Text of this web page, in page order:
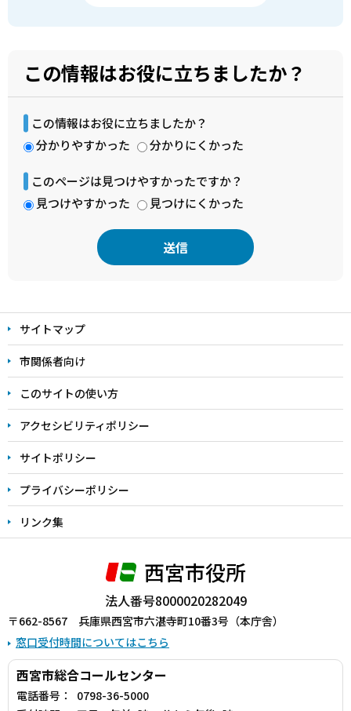
この情報はお役に立ちましたか？
この情報はお役に立ちましたか？
分かりやすかった
分かりにくかった
このページは見つけやすかったですか？
見つけやすかった
見つけにくかった
文
こ
こ
ま
で
サイトマップ
市関係者向け
このサイトの使い方
アクセシビリティポリシー
サイトポリシー
プライバシーポリシー
リンク集
西宮市役所
法人番号8000020282049
〒662-8567 兵庫県西宮市六湛寺町10番3号（本庁舎）
窓口受付時間についてはこちら
西宮市総合コールセンター
電話番号：
0798-36-5000